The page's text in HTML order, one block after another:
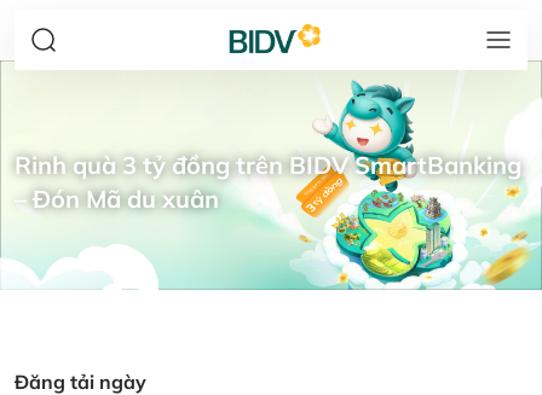
Rinh quà 3 tỷ đồng trên BIDV SmartBanking
– Đón Mã du xuân
Đăng tải ngày